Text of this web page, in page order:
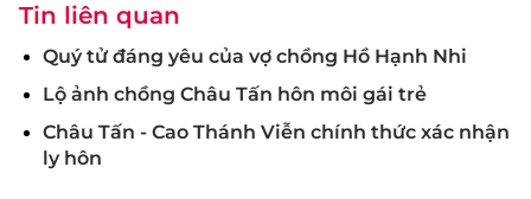
Tin liên quan
Quý tử đáng yêu của vợ chồng Hồ Hạnh Nhi
Lộ ảnh chồng Châu Tấn hôn môi gái trẻ
Châu Tấn - Cao Thánh Viễn chính thức xác nhận
ly hôn